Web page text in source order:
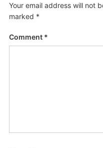
Your email address will not
marked *
Comment *